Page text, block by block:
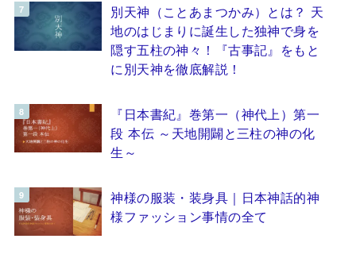
別天神（ことあまつかみ）とは？ 天
地のはじまりに誕生した独神で身を
隠す五柱の神々！『古事記』をもと
に別天神を徹底解説！
『日本書紀』巻第一（神代上）第一
段 本伝 ～天地開闢と三柱の神の化
生～
神様の服装・装身具｜日本神話的神
様ファッション事情の全て